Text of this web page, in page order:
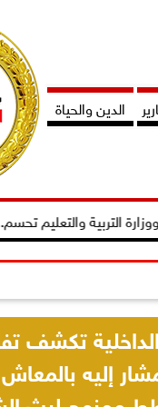
الدين والحياة
والتعليم تحسم...
الداخلية
إليه